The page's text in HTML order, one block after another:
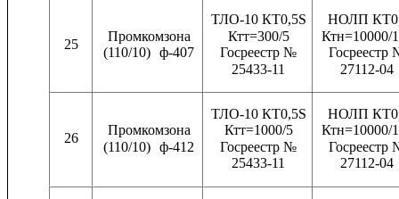
25
Промкомзона
(110/10) ф-407
ТЛО-10 КТ0,5S
Ктт=300/5
Госреестр №
25433-11
НОЛП
Ктн=10000/
Госреестр
27112-04
26
Промкомзона
(110/10) ф-412
ТЛО-10 КТ0,5S
Ктт=1000/5
Госреестр №
25433-11
НОЛП
Ктн=10000/
Госреестр
27112-04